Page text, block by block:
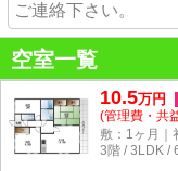
ご連絡下さい。
空室一覧
10.5万円
(管理費・共
敷：1ヶ月｜
3階 / 3LDK /